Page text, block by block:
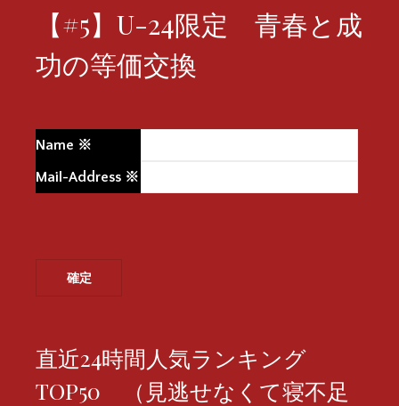
【#5】U-24限定 青春と成
功の等価交換
Name ※
Mail-Address ※
直近24時間人気ランキング
TOP50 （見逃せなくて寝不足